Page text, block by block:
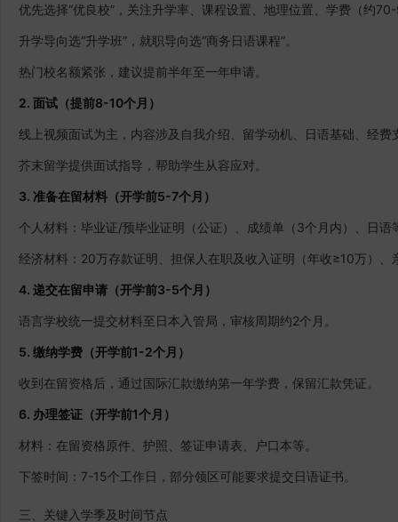
优先选择“优良校”，关注升学率、课程设置、地理位置、学费（约
升学导向选“升学班”，就职导向选“商务日语课程”。
热门校名额紧张，建议提前半年至一年申请。
2. 面试（提前8-10个月）
线上视频面试为主，内容涉及自我介绍、留学动机、日语基础、经费
芥末留学提供面试指导，帮助学生从容应对。
3. 准备在留材料（开学前5-7个月）
个人材料：毕业证/预毕业证明（公证）、成绩单（3个月内）、日语
经济材料：20万存款证明、担保人在职及收入证明（年收≥10万）、
4. 递交在留申请（开学前3-5个月）
语言学校统一提交材料至日本入管局，审核周期约2个月。
5. 缴纳学费（开学前1-2个月）
收到在留资格后，通过国际汇款缴纳第一年学费，保留汇款凭证。
6. 办理签证（开学前1个月）
材料：在留资格原件、护照、签证申请表、户口本等。
下签时间：7-15个工作日，部分领区可能要求提交日语证书。
三、关键入学季及时间节点